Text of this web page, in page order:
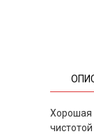
Хорошая